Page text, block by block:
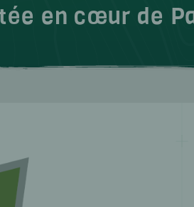
en cœur de